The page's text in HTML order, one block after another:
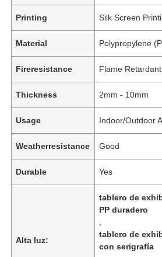
Printing Silk Screen
Material Polypropylene
Fireresistance Flame
Thickness 2mm - 10mm
Usage Indoor/Outdoor
Weatherresistance Good
Durable Yes
Alta luz:
tablero de
PP duradero
tablero de
con serigrafía